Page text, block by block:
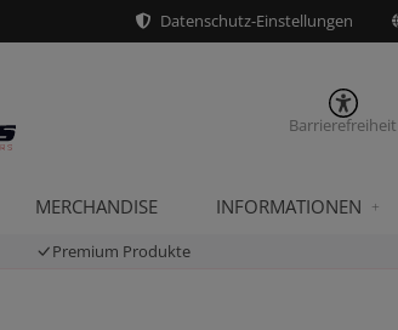
Datenschutz-Einstellungen
Barrierefreiheit
MERCHANDISE INFORMATIONEN
Premium Produkte